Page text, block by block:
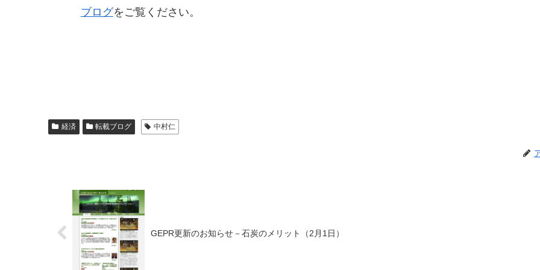
ブログをご覧ください。
経済 転載ブログ 中村仁
GEPR更新のお知らせ－石炭のメリット（2月1日）